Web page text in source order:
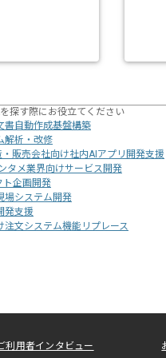
探す際にお役立てください
書自動作成基盤構築
解析・改修
・販売会社向け社内AIアプリ開発支援
タメ業界向けサービス開発
ト企画開発
場システム開発
発支援
注文システム機能リプレース
利用者インタビュー